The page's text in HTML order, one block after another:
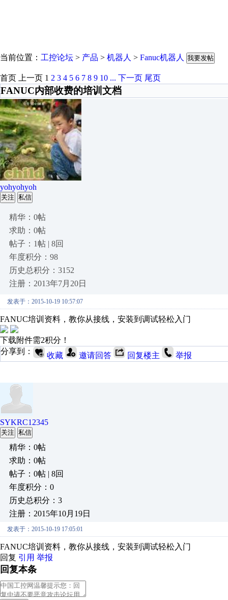
当前位置： 工控论坛 > 产品 > 机器人 > Fanuc机器人 我要发帖
首页 上一页 1 2 3 4 5 6 7 8 9 10 ... 下一页 尾页
FANUC内部收费的培训文档
yohyohyoh
关注 私信
精华：0帖
求助：0帖
帖子：1帖 | 8回
年度积分：98
历史总积分：3152
注册：2013年7月20日
发表于：2015-10-19 10:57:07
FANUC培训资料，教你从接线，安装到调试轻松入门
下载附件需2积分！
分享到：
收藏 邀请回答 回复楼主 举报
SYKRC12345
关注 私信
精华：0帖
求助：0帖
帖子：0帖 | 8回
年度积分：0
历史总积分：3
注册：2015年10月19日
发表于：2015-10-19 17:05:01
FANUC培训资料，教你从接线，安装到调试轻松入门
回复 引用 举报
回复本条